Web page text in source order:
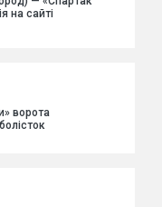
на сайті
ворота